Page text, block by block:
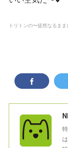
トリトンの〜徒然なるまま